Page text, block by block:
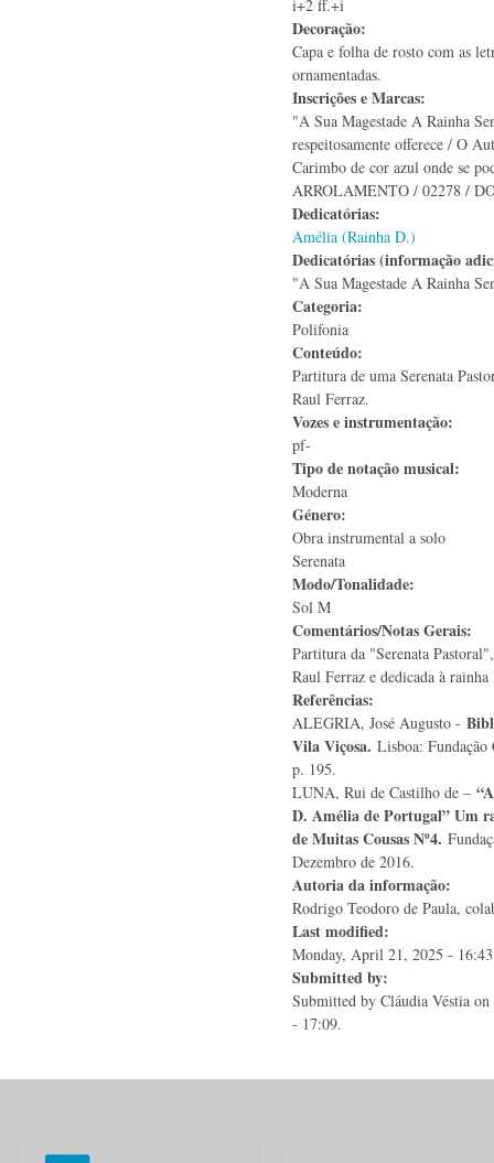
i+2 ff.+i
Decoração:
Capa e folha de rosto com as
ornamentadas.
Inscrições e Marcas:
"A Sua Magestade A Rainha
respeitosamente offerece / O
Carimbo de cor azul onde se
ARROLAMENTO / 02278 /
Dedicatórias:
Amélia (Rainha D.)
Dedicatórias (informação
"A Sua Magestade A Rainha
Categoria:
Polifonia
Conteúdo:
Partitura de uma Serenata
Raul Ferraz.
Vozes e instrumentação:
pf-
Tipo de notação musical:
Moderna
Género:
Obra instrumental a solo
Serenata
Modo/Tonalidade:
Sol M
Comentários/Notas Gerais:
Partitura da "Serenata
Raul Ferraz e dedicada à
Referências:
ALEGRIA, José Augusto -
Vila Viçosa. Lisboa:
p. 195.
LUNA, Rui de Castilho de –
D. Amélia de Portugal” Um
de Muitas Cousas Nº4.
Dezembro de 2016.
Autoria da informação:
Rodrigo Teodoro de Paula,
Last modified:
Monday, April 21, 2025 - 16:43
Submitted by:
Submitted by Cláudia Véstia on
- 17:09.